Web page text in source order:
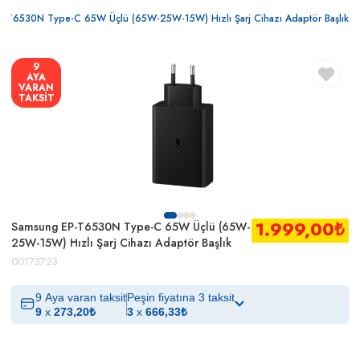
T6530N Type-C 65W Üçlü (65W-25W-15W) Hızlı Şarj Cihazı Adaptör Başlık
9
AYA
VARAN
TAKSİT
Samsung EP-T6530N Type-C 65W Üçlü (65W-
25W-15W) Hızlı Şarj Cihazı Adaptör Başlık
00173723
1.999,00₺
9 Aya varan taksit
9 x 273,20₺
Peşin fiyatına 3 taksit
3 x 666,33₺